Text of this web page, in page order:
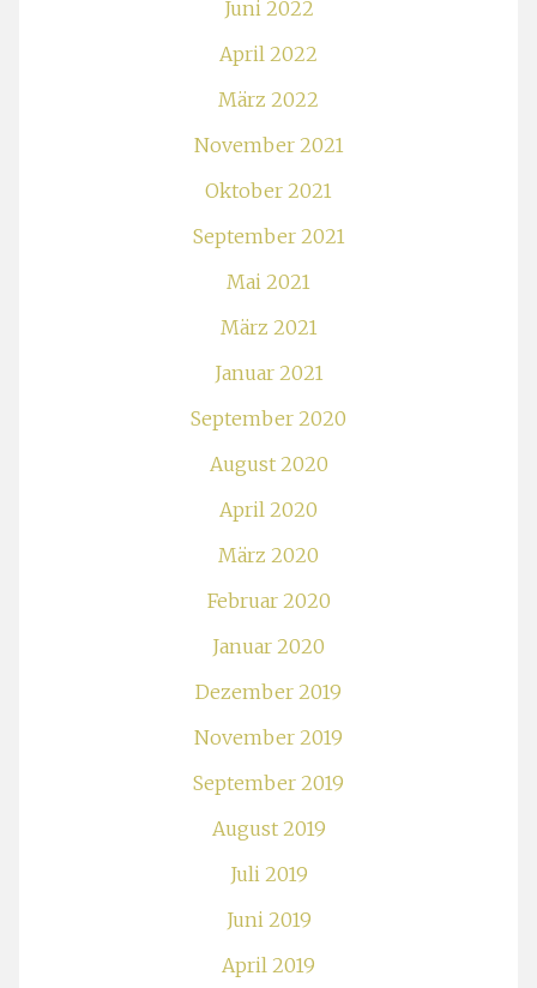
Juni 2022
April 2022
März 2022
November 2021
Oktober 2021
September 2021
Mai 2021
März 2021
Januar 2021
September 2020
August 2020
April 2020
März 2020
Februar 2020
Januar 2020
Dezember 2019
November 2019
September 2019
August 2019
Juli 2019
Juni 2019
April 2019